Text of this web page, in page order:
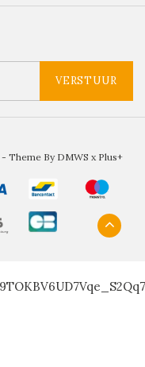
VERSTUUR
- Theme By DMWS x Plus+